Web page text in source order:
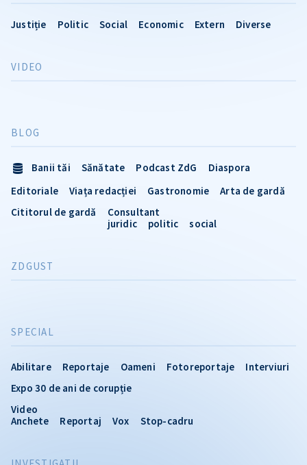
Justiție Politic Social Economic Extern Diverse
VIDEO
SPECIAL
Abilitare Reportaje Oameni Fotoreportaje
Interviuri
Expo 30 de ani de corupție
Video
Anchete
Reportaj Vox Stop-cadru
BLOG
Banii tăi Sănătate Podcast ZdG
Diaspora
Editoriale
Viața redacției Gastronomie
Arta de gardă
Cititorul de gardă
Consultant
juridic
politic social
ZDGUST